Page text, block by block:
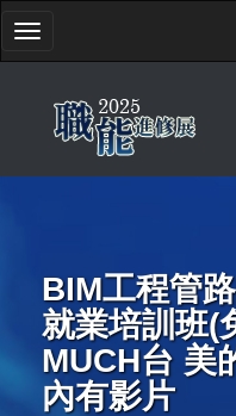
Toggle
navigation
BIM工程管
就業培訓班(
MUCH台 美
內有影片